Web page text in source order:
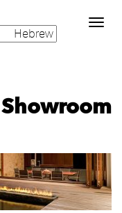
Toggle
navigation